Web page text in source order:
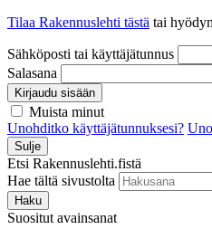
Tilaa Rakennuslehti tästä tai
Sähköposti tai käyttäjätunnus
Salasana
Kirjaudu sisään
Muista minut
Unohditko käyttäjätunnuksesi?
Sulje
Etsi Rakennuslehti.fistä
Hae tältä sivustolta
Haku
Suositut avainsanat